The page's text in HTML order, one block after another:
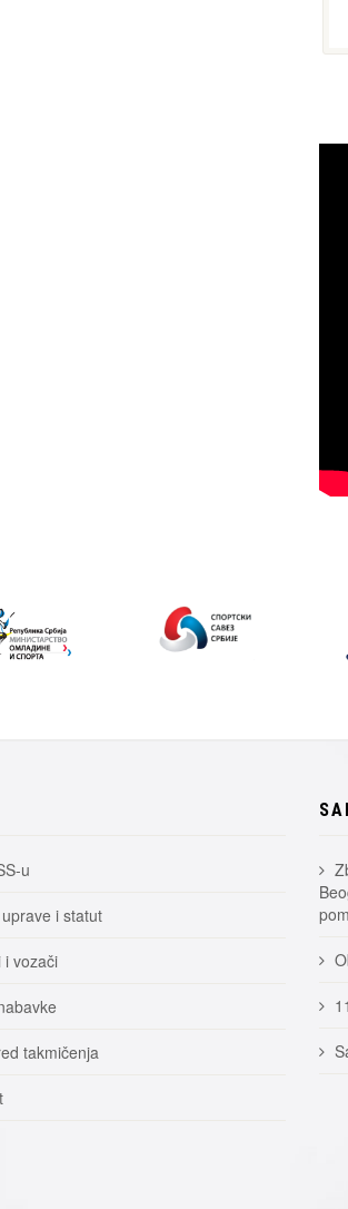
u
i statut
i vozači
takmičenja